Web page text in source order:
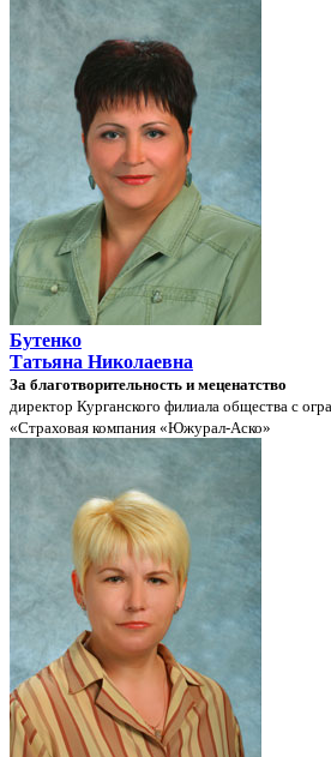
Бутенко
Татьяна Николаевна
За благотворительность и меценатство
директор Курганского филиала общества с
«Страховая компания «Южурал-Аско»